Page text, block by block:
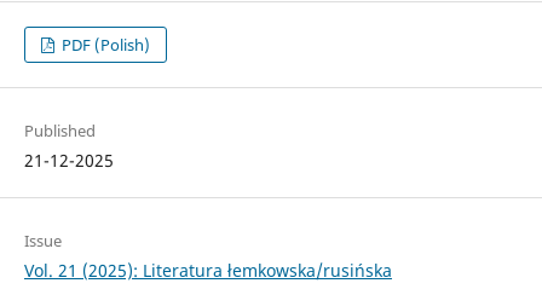
PDF (Polish)
Published
21-12-2025
Issue
Vol. 21 (2025): Literatura łemkowska/rusińska